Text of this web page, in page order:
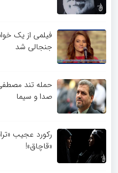
فیلمی از یک
جنجالی شد
حمله تند
صدا و سیما
رکورد عجیب
«قاچاق»!